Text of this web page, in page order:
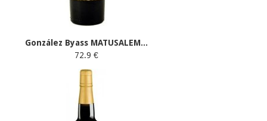
González Byass MATUSALEM...
72.9 €